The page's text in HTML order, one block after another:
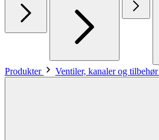
Produkter Ventiler, kanaler og tilbehør